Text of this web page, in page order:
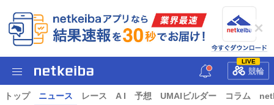
LIVE
競輪
トップ ニュース レース A I 予想 UMAIビルダー コラム